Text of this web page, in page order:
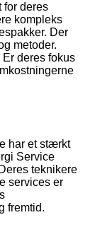
for deres
kompleks
Der
metoder.
deres fokus
har et stærkt
Service
teknikere
services er
fremtid.